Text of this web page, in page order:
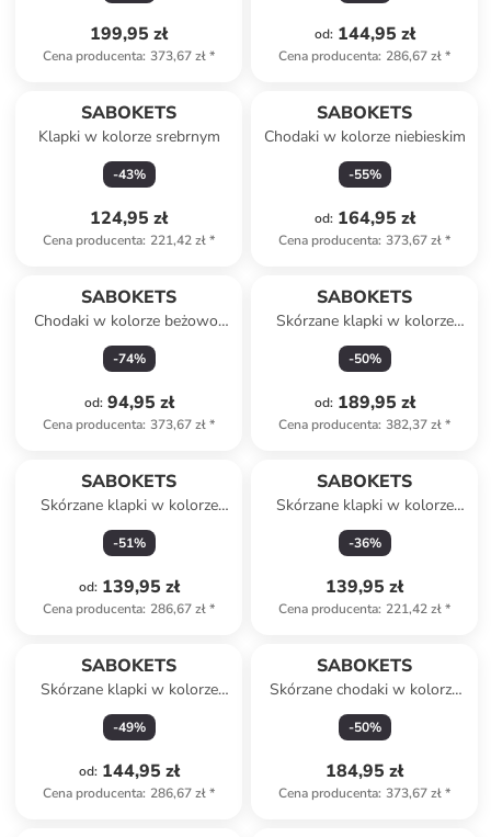
199,95 zł
Cena producenta: 373,67 zł*
od: 144,95 zł
Cena producenta: 286,67 zł*
SABOKETS
Klapki w kolorze srebrnym
-43%
124,95 zł
Cena producenta: 221,42 zł*
SABOKETS
Chodaki w kolorze niebieskim
-55%
od: 164,95 zł
Cena producenta: 373,67 zł*
SABOKETS
Chodaki w kolorze beżowo-
czarnym
-74%
od: 94,95 zł
Cena producenta: 373,67 zł*
SABOKETS
Skórzane klapki w kolorze
jasnobrązowym
-50%
od: 189,95 zł
Cena producenta: 382,37 zł*
SABOKETS
Skórzane klapki w kolorze
różowym
-51%
od: 139,95 zł
Cena producenta: 286,67 zł*
SABOKETS
Skórzane klapki w kolorze
czarnym
-36%
139,95 zł
Cena producenta: 221,42 zł*
SABOKETS
Skórzane klapki w kolorze
brązowym
-49%
od: 144,95 zł
Cena producenta: 286,67 zł*
SABOKETS
Skórzane chodaki w kolorze
zielonym
-50%
184,95 zł
Cena producenta: 373,67 zł*